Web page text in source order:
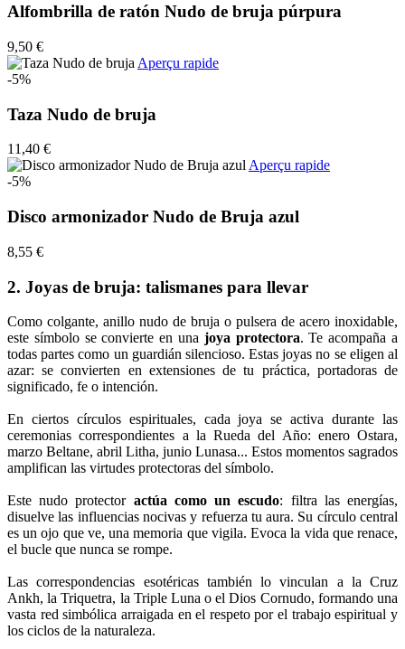
Alfombrilla de ratón Nudo de bruja púrpura
9,50 €
Aperçu rapide
-5%
Taza Nudo de bruja
11,40 €
Aperçu rapide
-5%
Disco armonizador Nudo de Bruja azul
8,55 €
2. Joyas de bruja: talismanes para llevar
Como colgante, anillo nudo de bruja o pulsera de acero inoxidable,
este símbolo se convierte en una joya protectora. Te acompaña a
todas partes como un guardián silencioso. Estas joyas no se eligen al
azar: se convierten en extensiones de tu práctica, portadoras de
significado, fe o intención.
En ciertos círculos espirituales, cada joya se activa durante las
ceremonias correspondientes a la Rueda del Año: enero Ostara,
marzo Beltane, abril Litha, junio Lunasa... Estos momentos sagrados
amplifican las virtudes protectoras del símbolo.
Este nudo protector actúa como un escudo: filtra las energías,
disuelve las influencias nocivas y refuerza tu aura. Su círculo central
es un ojo que ve, una memoria que vigila. Evoca la vida que renace,
el bucle que nunca se rompe.
Las correspondencias esotéricas también lo vinculan a la Cruz
Ankh, la Triquetra, la Triple Luna o el Dios Cornudo, formando una
vasta red simbólica arraigada en el respeto por el trabajo espiritual y
los ciclos de la naturaleza.